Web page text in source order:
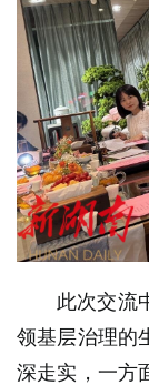
此次交流
领基层治理的
深走实，一方